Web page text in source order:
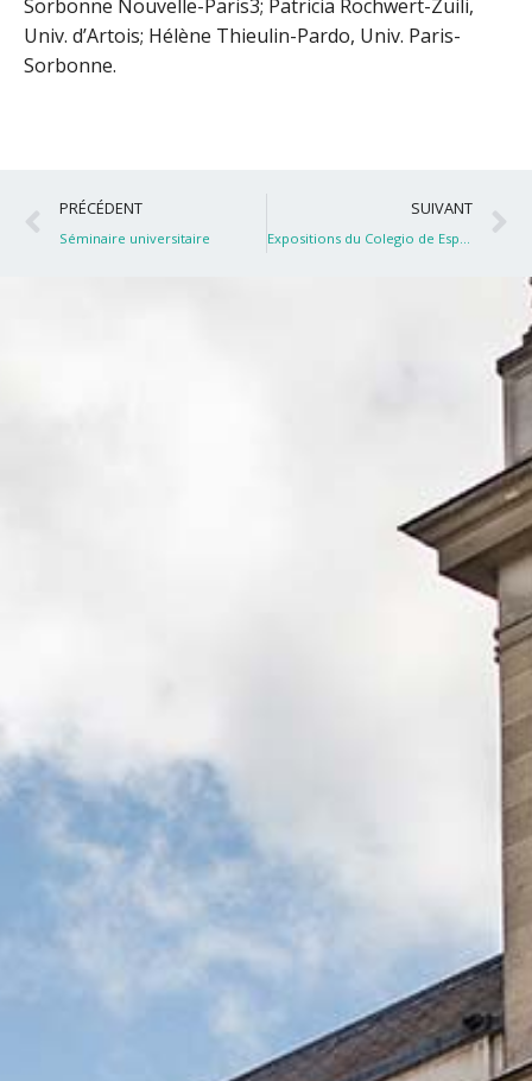
Sorbonne Nouvelle-Paris3; Patricia Rochwert-Zuili,
Univ. d’Artois; Hélène Thieulin-Pardo, Univ. Paris-
Sorbonne.
Précédent
PRÉCÉDENT
Séminaire universitaire
SUIVANT
Expositions du Colegio de España – 2019